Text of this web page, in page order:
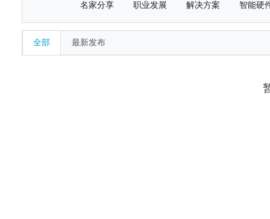
名家分享 职业发展 解决方案 智能硬
全部 最新发布